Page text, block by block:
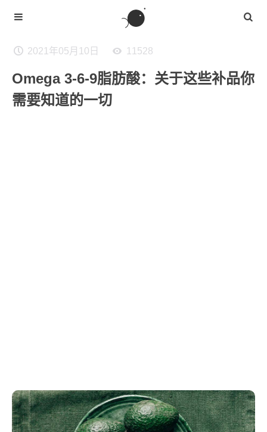
2021年05月10日 11528
Omega 3-6-9脂肪酸：关于这些补品你
需要知道的一切